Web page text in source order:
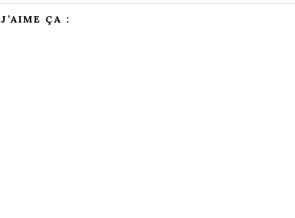
J’AIME ÇA :